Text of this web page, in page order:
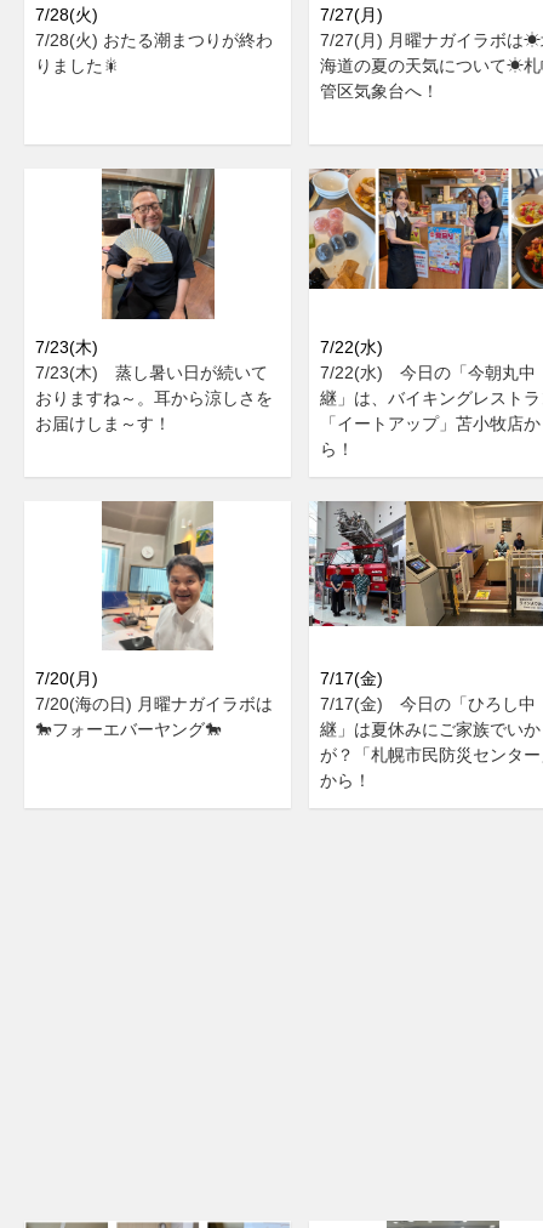
7/28(火)
7/28(火) おたる潮まつりが終わ
りました🎇
7/27(月)
7/27(月) 月曜ナガイラボは☀
海道の夏の天気について☀
管区気象台へ！
7/23(木)
7/23(木) 蒸し暑い日が続いて
おりますね～。耳から涼しさを
お届けしま～す！
7/22(水)
7/22(水) 今日の「今朝丸中
継」は、バイキングレスト
「イートアップ」苫小牧店か
ら！
7/20(月)
7/20(海の日) 月曜ナガイラボは
🐎フォーエバーヤング🐎
7/17(金)
7/17(金) 今日の「ひろし中
継」は夏休みにご家族でいか
が？「札幌市民防災センタ
から！